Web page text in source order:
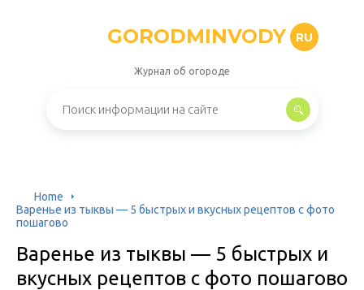
GORODMINVODY RU
Журнал об огороде
Home
Варенье из тыквы — 5 быстрых и вкусных рецептов с фото
пошагово
Варенье из тыквы — 5 быстрых и
вкусных рецептов с фото пошагово